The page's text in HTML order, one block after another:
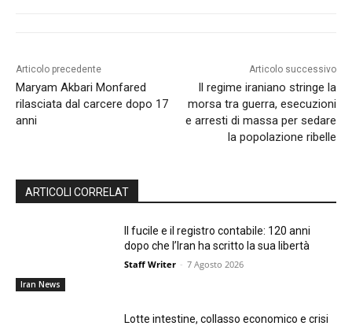
Articolo precedente
Maryam Akbari Monfared
rilasciata dal carcere dopo 17
anni
Articolo successivo
Il regime iraniano stringe la
morsa tra guerra, esecuzioni
e arresti di massa per sedare
la popolazione ribelle
ARTICOLI CORRELAT
Iran News
Il fucile e il registro contabile: 120 anni
dopo che l’Iran ha scritto la sua libertà
Staff Writer - 7 Agosto 2026
Lotte intestine, collasso economico e crisi